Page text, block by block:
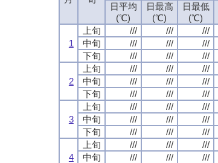
日平均
(℃)
日最高
(℃)
日最低
(℃)
1
上旬 /// /// ///
中旬
/// /// ///
下旬
/// /// ///
2
上旬 /// /// ///
中旬
/// /// ///
下旬
/// /// ///
3
上旬 /// /// ///
中旬
/// /// ///
下旬
/// /// ///
4
上旬 /// /// ///
中旬
/// /// ///